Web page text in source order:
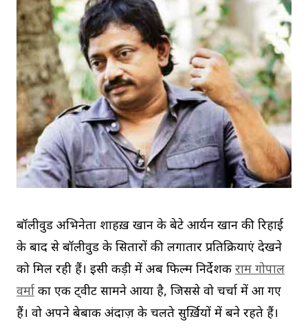
बॉलीवुड अभिनेता शाहरुख़ खान के बेटे आर्यन खान की रिहाई
के बाद से बॉलीवुड के सितारों की लगातार प्रतिक्रियाएं देखने
को मिल रही हैं। इसी कड़ी में अब फिल्म निर्देशक राम गोपाल
वर्मा का एक ट्वीट सामने आया है, जिससे वो चर्चा में आ गए
हैं। वो अपने बेबाक अंदाज़ के चलते सुर्ख़ियों में बने रहते हैं।